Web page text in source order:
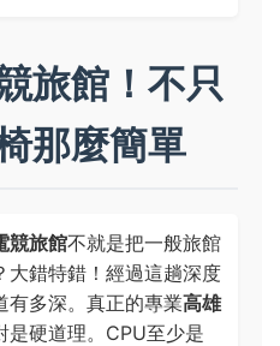
旅館！不只
那麼簡單
競旅館不就是把一般旅館
大錯特錯！經過這趟深度
有多深。真正的專業高雄
是硬道理。CPU至少是